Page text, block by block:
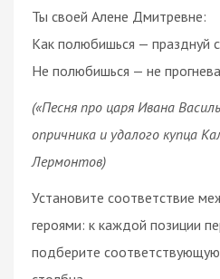
Ты своей Алене Дмитревне:
Как полюбишься — празднуй
Не полюбишься — не
(«Песня про царя Ивана
опричника и удалого купца
Лермонтов)
Установите соответствие
героями: к каждой позиции
подберите